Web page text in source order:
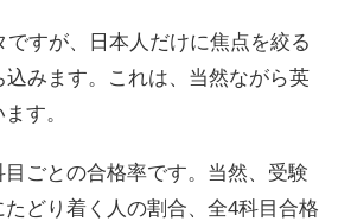
ですが、日本人だけに焦点を絞る
込みます。これは、当然ながら英
す。
ごとの合格率です。当然、受験
どり着く人の割合、全4科目合格